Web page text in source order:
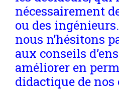
nécessairement
ou des
nous n’hésitons
aux conseils
améliorer en
didactique de